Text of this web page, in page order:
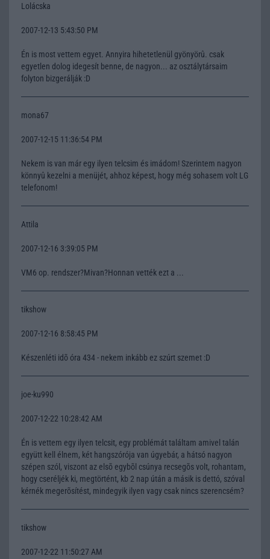
Lolácska
2007-12-13 5:43:50 PM
Én is most vettem egyet. Annyira hihetetlenül gyönyörû. csak
egyetlen dolog idegesít benne, de nagyon... az osztálytársaim
folyton bizgerálják :D
mona67
2007-12-15 11:36:54 PM
Nekem is van már egy ilyen telcsim és imádom! Szerintem nagyon
könnyû kezelni a menüjét, ahhoz képest, hogy még sohasem volt LG
telefonom!
Attila
2007-12-16 3:39:05 PM
VM6 op. rendszer?Mivan?Honnan vették ezt a ...
tikshow
2007-12-16 8:58:45 PM
Készenléti idõ óra 434 - nekem inkább ez szúrt szemet :D
joe-ku990
2007-12-22 10:28:42 AM
Én is vettem egy ilyen telcsit, egy problémát találtam amivel talán
együtt kell élnem, két hangszórója van úgyebár, a hátsó nagyon
szépen szól, viszont az elsõ egybõl csúnya recsegõs volt, rohantam,
hogy cseréljék ki, megtörtént, kb 2 nap útán a másik is dettó, szóval
kérnék megerõsítést, mindegyik ilyen vagy csak nincs szerencsém?
tikshow
2007-12-22 11:50:27 AM